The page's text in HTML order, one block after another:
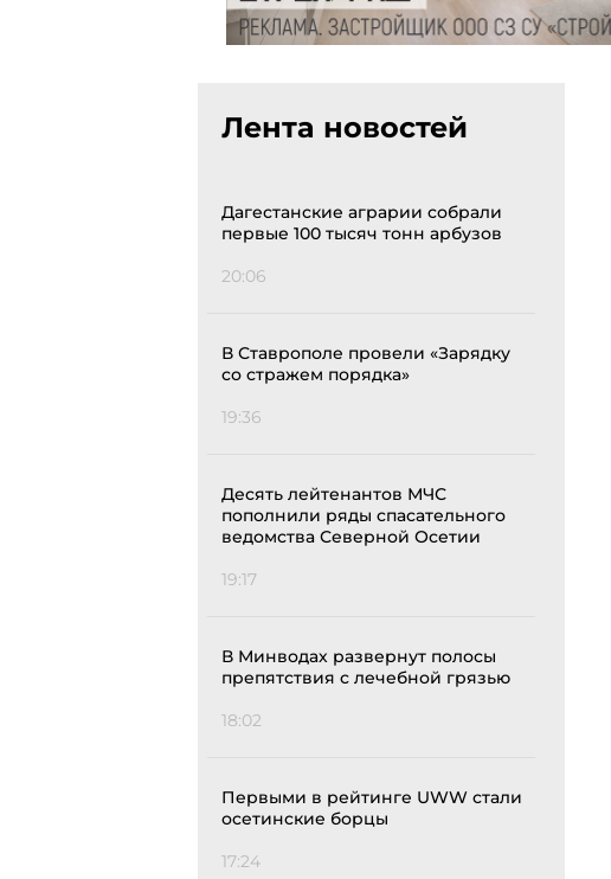
Лента новостей
Дагестанские аграрии собрали
первые 100 тысяч тонн арбузов
20:06
В Ставрополе провели «Зарядку
со стражем порядка»
19:36
Десять лейтенантов МЧС
пополнили ряды спасательного
ведомства Северной Осетии
19:17
В Минводах развернут полосы
препятствия с лечебной грязью
18:02
Первыми в рейтинге UWW стали
осетинские борцы
17:24